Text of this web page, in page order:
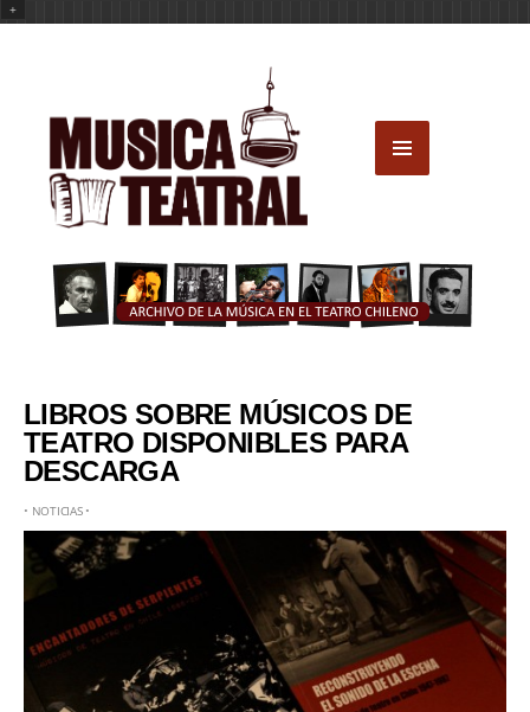
LIBROS SOBRE MÚSICOS DE
TEATRO DISPONIBLES PARA
DESCARGA
• NOTICIAS•
+